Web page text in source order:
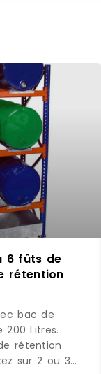
6 fûts de
rétention
bac de
Litres.
rétention
sur 2 ou 3